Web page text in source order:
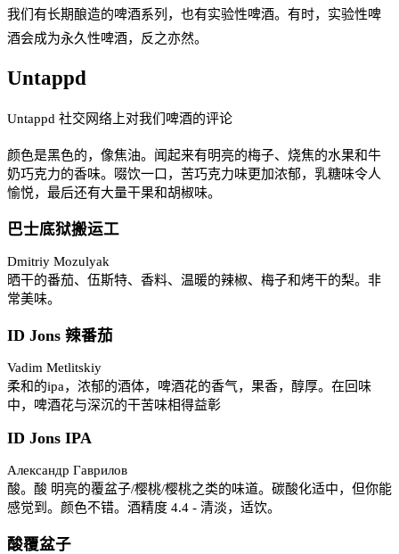
我们有长期酿造的啤酒系列，也有实验性啤酒。有时，实验性啤
酒会成为永久性啤酒，反之亦然。
Untappd
Untappd 社交网络上对我们啤酒的评论
颜色是黑色的，像焦油。闻起来有明亮的梅子、烧焦的水果和牛
奶巧克力的香味。啜饮一口，苦巧克力味更加浓郁，乳糖味令人
愉悦，最后还有大量干果和胡椒味。
巴士底狱搬运工
Dmitriy Mozulyak
晒干的番茄、伍斯特、香料、温暖的辣椒、梅子和烤干的梨。非
常美味。
ID Jons 辣番茄
Vadim Metlitskiy
柔和的ipa，浓郁的酒体，啤酒花的香气，果香，醇厚。在回味
中，啤酒花与深沉的干苦味相得益彰
ID Jons IPA
Александр Гаврилов
酸。酸 明亮的覆盆子/樱桃/樱桃之类的味道。碳酸化适中，但你能
感觉到。颜色不错。酒精度 4.4 - 清淡，适饮。
酸覆盆子